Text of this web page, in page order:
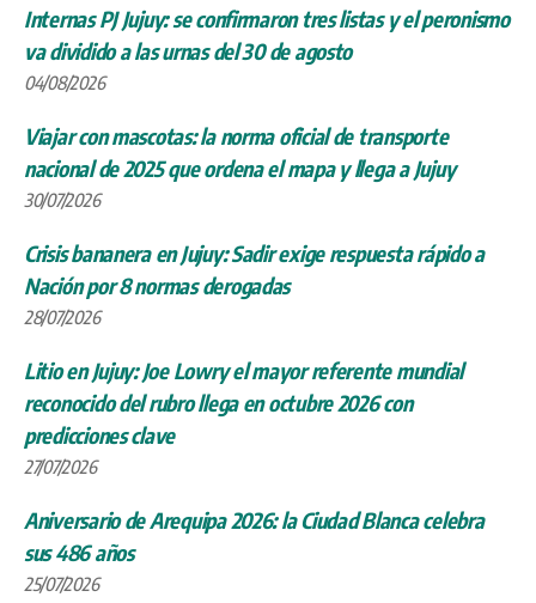
Internas PJ Jujuy: se confirmaron tres listas y el peronismo
va dividido a las urnas del 30 de agosto
04/08/2026
Viajar con mascotas: la norma oficial de transporte
nacional de 2025 que ordena el mapa y llega a Jujuy
30/07/2026
Crisis bananera en Jujuy: Sadir exige respuesta rápido a
Nación por 8 normas derogadas
28/07/2026
Litio en Jujuy: Joe Lowry el mayor referente mundial
reconocido del rubro llega en octubre 2026 con
predicciones clave
27/07/2026
Aniversario de Arequipa 2026: la Ciudad Blanca celebra
sus 486 años
25/07/2026